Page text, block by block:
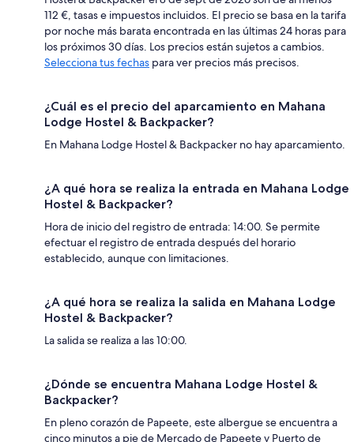
112 €, tasas e impuestos incluidos. El precio se basa en la tarifa
por noche más barata encontrada en las últimas 24 horas para
los próximos 30 días. Los precios están sujetos a cambios.
Selecciona tus fechas para ver precios más precisos.
¿Cuál es el precio del aparcamiento en Mahana
Lodge Hostel & Backpacker?
En Mahana Lodge Hostel & Backpacker no hay aparcamiento.
¿A qué hora se realiza la entrada en Mahana Lodge
Hostel & Backpacker?
Hora de inicio del registro de entrada: 14:00. Se permite
efectuar el registro de entrada después del horario
establecido, aunque con limitaciones.
¿A qué hora se realiza la salida en Mahana Lodge
Hostel & Backpacker?
La salida se realiza a las 10:00.
¿Dónde se encuentra Mahana Lodge Hostel &
Backpacker?
En pleno corazón de Papeete, este albergue se encuentra a
cinco minutos a pie de Mercado de Papeete y Puerto de